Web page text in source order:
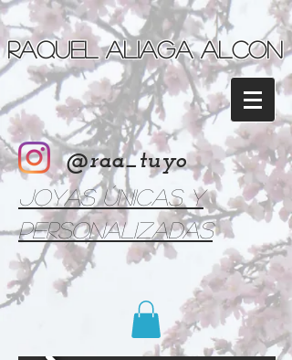
Raquel Aliaga Alcon
@raa_tuyo
Joyas únicas y
personalizadas